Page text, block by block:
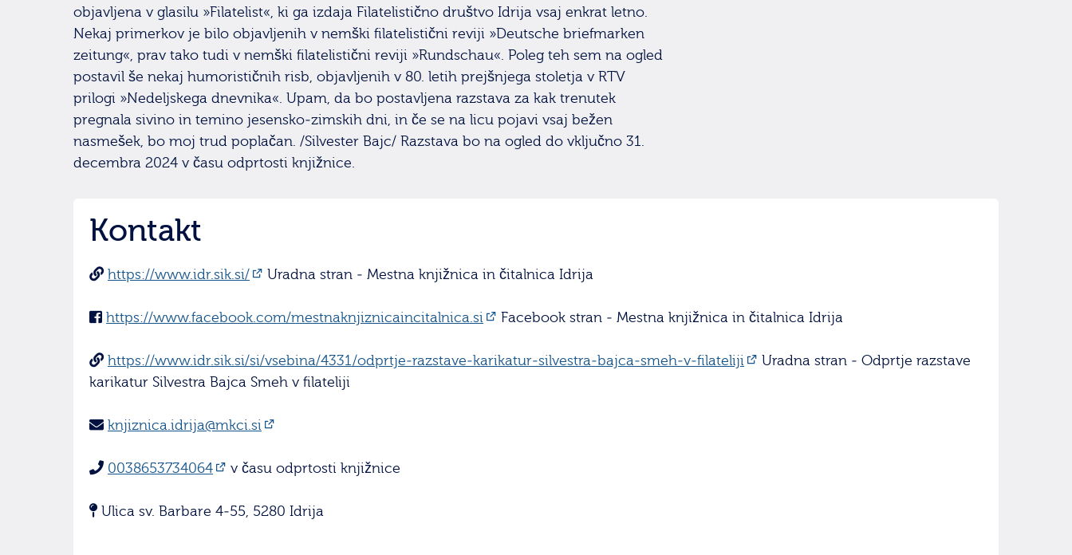
objavljena v glasilu »Filatelist«, ki ga izdaja Filatelistično društvo Idrija vsaj enkrat letno.
Nekaj primerkov je bilo objavljenih v nemški filatelistični reviji »Deutsche briefmarken
zeitung«, prav tako tudi v nemški filatelistični reviji »Rundschau«. Poleg teh sem na ogled
postavil še nekaj humorističnih risb, objavljenih v 80. letih prejšnjega stoletja v RTV
prilogi »Nedeljskega dnevnika«. Upam, da bo postavljena razstava za kak trenutek
pregnala sivino in temino jesensko-zimskih dni, in če se na licu pojavi vsaj bežen
nasmešek, bo moj trud poplačan. /Silvester Bajc/ Razstava bo na ogled do vključno 31.
decembra 2024 v času odprtosti knjižnice.
Kontakt
https://www.idr.sik.si/ Uradna stran - Mestna knjižnica in čitalnica Idrija
https://www.facebook.com/mestnaknjiznicaincitalnica.si Facebook stran - Mestna knjižnica in čitalnica Idrija
https://www.idr.sik.si/si/vsebina/4331/odprtje-razstave-karikatur-silvestra-bajca-smeh-v-filateliji
Uradna stran - Odprtje razstave
karikatur Silvestra Bajca Smeh v filateliji
knjiznica.idrija@mkci.si
0038653734064 v času odprtosti knjižnice
Ulica sv. Barbare 4-55, 5280 Idrija